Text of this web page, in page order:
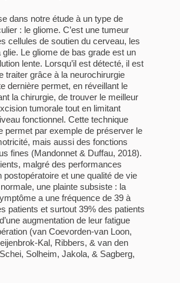
dans notre étude à un type de
: le gliome. C’est une tumeur
cellules de soutien du cerveau, les
glie. Le gliome de bas grade est un
lente. Lorsqu’il est détecté, il est
traiter grâce à la neurochirurgie
dernière permet, en réveillant le
la chirurgie, de trouver le meilleur
tumorale tout en limitant
fonctionnel. Cette technique
permet par exemple de préserver le
mais aussi des fonctions
fines (Mandonnet & Duffau, 2018).
malgré des performances
postopératoire et une qualité de vie
une plainte subsiste : la
a une fréquence de 39 à
patients et surtout 39% des patients
augmentation de leur fatigue
(van Coevorden-van Loon,
Kal, Ribbers, & van den
Solheim, Jakola, & Sagberg,